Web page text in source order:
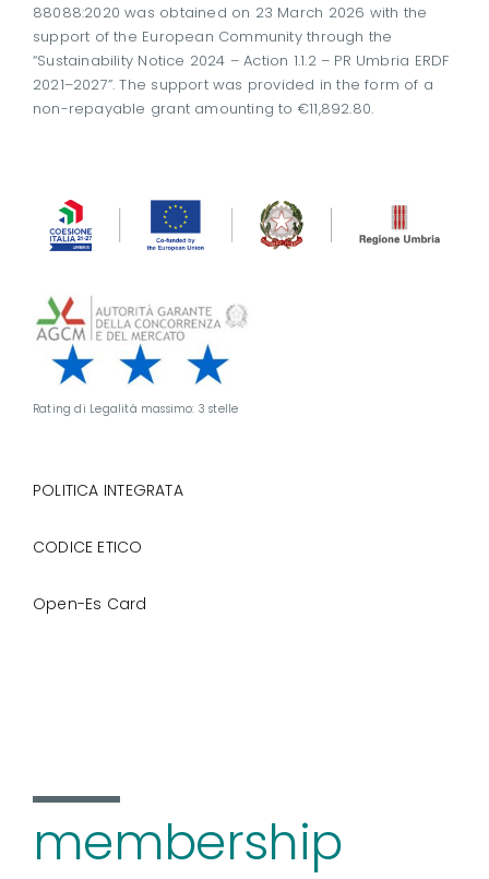
88088:2020 was obtained on 23 March 2026 with the
support of the European Community through the
“Sustainability Notice 2024 – Action 1.1.2 – PR Umbria ERDF
2021–2027”. The support was provided in the form of a
non-repayable grant amounting to €11,892.80.
Rating di Legalità massimo: 3 stelle
POLITICA INTEGRATA
CODICE ETICO
Open-Es Card
membership